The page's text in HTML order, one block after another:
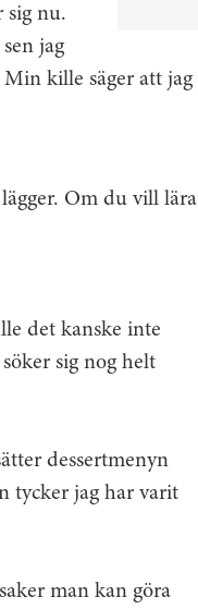
sig nu.
jag
kille säger att jag
Om du vill lära
det kanske inte
sig nog helt
dessertmenyn
tycker jag har varit
man kan göra